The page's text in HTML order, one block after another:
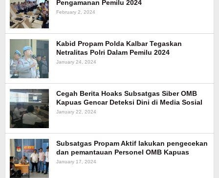
Pengamanan Pemilu 2024
February 2, 2024
Kabid Propam Polda Kalbar Tegaskan
Netralitas Polri Dalam Pemilu 2024
January 24, 2024
Cegah Berita Hoaks Subsatgas Siber OMB
Kapuas Gencar Deteksi Dini di Media Sosial
January 22, 2024
Subsatgas Propam Aktif lakukan pengecekan
dan pemantauan Personel OMB Kapuas
January 17, 2024